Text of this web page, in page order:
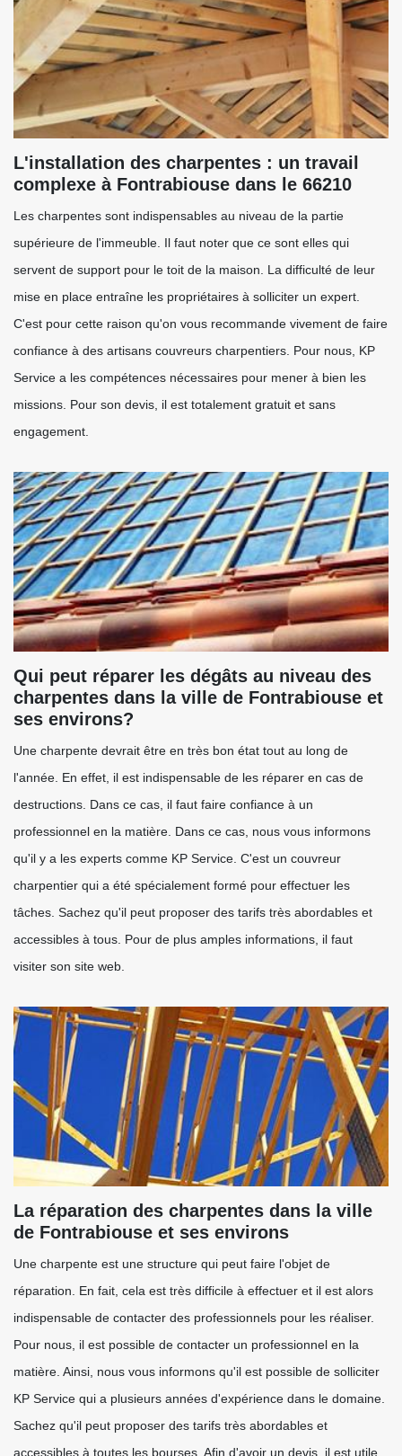
L'installation des charpentes : un travail
complexe à Fontrabiouse dans le 66210
Les charpentes sont indispensables au niveau de la partie
supérieure de l'immeuble. Il faut noter que ce sont elles qui
servent de support pour le toit de la maison. La difficulté de leur
mise en place entraîne les propriétaires à solliciter un expert.
C'est pour cette raison qu'on vous recommande vivement de faire
confiance à des artisans couvreurs charpentiers. Pour nous, KP
Service a les compétences nécessaires pour mener à bien les
missions. Pour son devis, il est totalement gratuit et sans
engagement.
Qui peut réparer les dégâts au niveau des
charpentes dans la ville de Fontrabiouse et
ses environs?
Une charpente devrait être en très bon état tout au long de
l'année. En effet, il est indispensable de les réparer en cas de
destructions. Dans ce cas, il faut faire confiance à un
professionnel en la matière. Dans ce cas, nous vous informons
qu'il y a les experts comme KP Service. C'est un couvreur
charpentier qui a été spécialement formé pour effectuer les
tâches. Sachez qu'il peut proposer des tarifs très abordables et
accessibles à tous. Pour de plus amples informations, il faut
visiter son site web.
La réparation des charpentes dans la ville
de Fontrabiouse et ses environs
Une charpente est une structure qui peut faire l'objet de
réparation. En fait, cela est très difficile à effectuer et il est alors
indispensable de contacter des professionnels pour les réaliser.
Pour nous, il est possible de contacter un professionnel en la
matière. Ainsi, nous vous informons qu'il est possible de solliciter
KP Service qui a plusieurs années d'expérience dans le domaine.
Sachez qu'il peut proposer des tarifs très abordables et
accessibles à toutes les bourses. Afin d'avoir un devis, il est utile